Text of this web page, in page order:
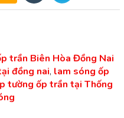
trần Biên Hòa Đồng Nai
đồng nai, lam sóng ốp
tường ốp trần tại Thống